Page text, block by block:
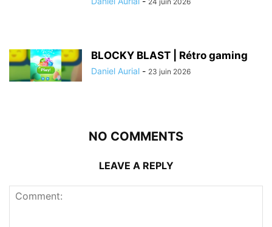
BLOCKY BLAST | Rétro gaming
Daniel Aurial - 23 juin 2026
NO COMMENTS
LEAVE A REPLY